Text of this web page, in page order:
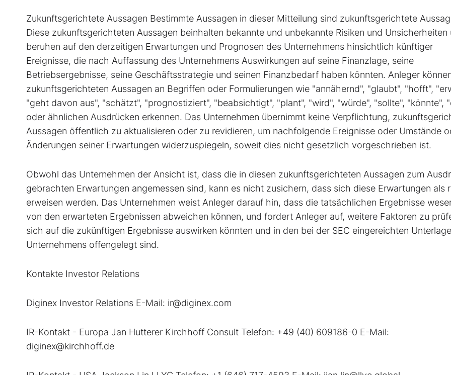
Zukunftsgerichtete Aussagen Bestimmte Aussagen in dieser Mitteilung sind zukunftsgerichtete
Diese zukunftsgerichteten Aussagen beinhalten bekannte und unbekannte Risiken und Unsicherheiten
beruhen auf den derzeitigen Erwartungen und Prognosen des Unternehmens hinsichtlich künftiger
Ereignisse, die nach Auffassung des Unternehmens Auswirkungen auf seine Finanzlage, seine
Betriebsergebnisse, seine Geschäftsstrategie und seinen Finanzbedarf haben könnten. Anleger
zukunftsgerichteten Aussagen an Begriffen oder Formulierungen wie "annähernd", "glaubt", "hofft",
"geht davon aus", "schätzt", "prognostiziert", "beabsichtigt", "plant", "wird", "würde", "sollte", "könnte",
oder ähnlichen Ausdrücken erkennen. Das Unternehmen übernimmt keine Verpflichtung,
Aussagen öffentlich zu aktualisieren oder zu revidieren, um nachfolgende Ereignisse oder Umstände
Änderungen seiner Erwartungen widerzuspiegeln, soweit dies nicht gesetzlich vorgeschrieben ist.
Obwohl das Unternehmen der Ansicht ist, dass die in diesen zukunftsgerichteten Aussagen zum
gebrachten Erwartungen angemessen sind, kann es nicht zusichern, dass sich diese Erwartungen als
erweisen werden. Das Unternehmen weist Anleger darauf hin, dass die tatsächlichen Ergebnisse
von den erwarteten Ergebnissen abweichen können, und fordert Anleger auf, weitere Faktoren zu
sich auf die zukünftigen Ergebnisse auswirken könnten und in den bei der SEC eingereichten
Unternehmens offengelegt sind.
Kontakte Investor Relations
Diginex Investor Relations E-Mail: ir@diginex.com
IR-Kontakt - Europa Jan Hutterer Kirchhoff Consult Telefon: +49 (40) 609186-0 E-Mail:
diginex@kirchhoff.de